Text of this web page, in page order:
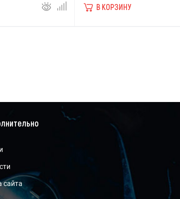
В КОРЗИНУ
сайта